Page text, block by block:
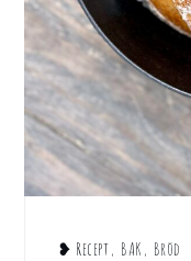
❥ Recept, BAK , Bröd